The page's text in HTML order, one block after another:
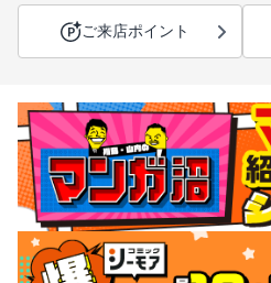
ご来店ポイント